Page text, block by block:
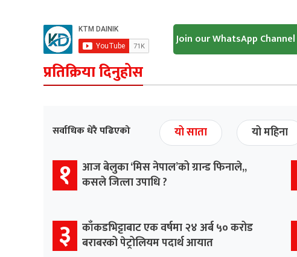
Join our WhatsApp Channel
प्रतिक्रिया दिनुहोस
सर्वाधिक धेरै पढिएको यो साता यो महिना
१ आज बेलुका ‘मिस नेपाल’को ग्रान्ड फिनाले,,
कसले जित्ला उपाधि ?
३ काँकडभिट्टाबाट एक वर्षमा २४ अर्ब ५० करोड
बराबरको पेट्रोलियम पदार्थ आयात